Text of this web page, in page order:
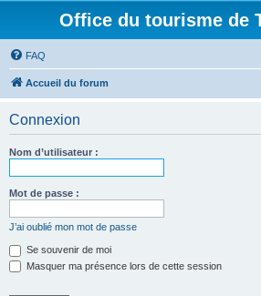
Office du tourisme de
FAQ
Accueil du forum
Connexion
Nom d’utilisateur :
Mot de passe :
J’ai oublié mon mot de passe
Se souvenir de moi
Masquer ma présence lors de cette session